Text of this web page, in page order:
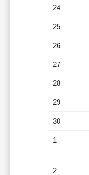
24
25
26
27
28
29
30
1
2